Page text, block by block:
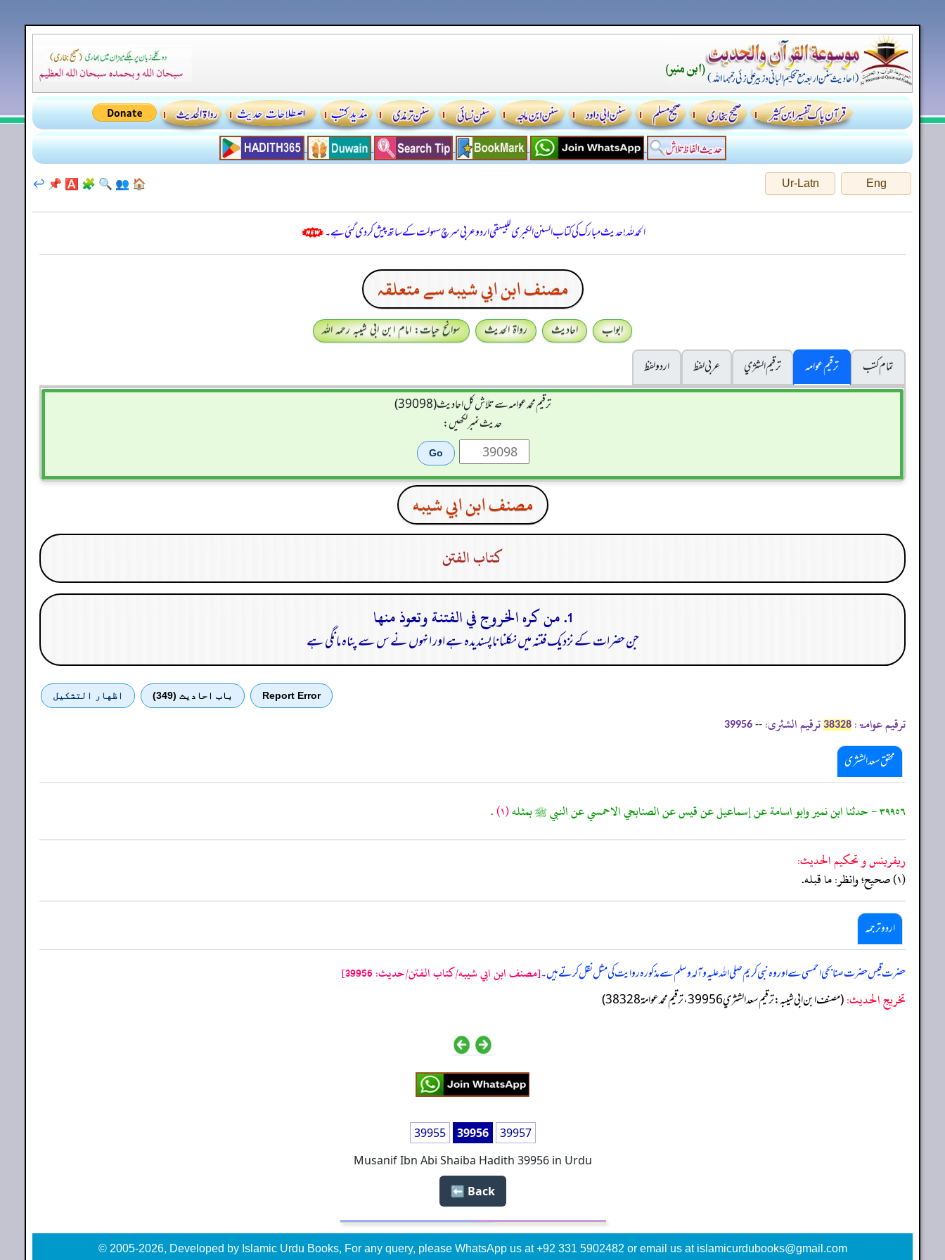
Eng
Ur-Latn
🏠
👥
🔍
🧩
🅰️
📌
↩️
الحمدللہ! حدیث مبارک کی کتاب السنن الكبرى للبيهقي اردو عربی سرچ سہولت کے ساتھ پیش کر دی گئی ہے۔
مصنف ابن ابي شيبه سے متعلقہ
ابواب احادیث رواۃ الحدیث
سوانح حیات: امام ابن ابی شیبہ رحمہ اللہ
تمام کتب
ترقیم عوامہ ترقيم الشژي عربی لفظ
اردو لفظ
ترقیم محمدعوامہ سے تلاش کل احادیث (39098)
حدیث نمبر لکھیں:
مصنف ابن ابي شيبه
كتاب الفتن
1. من كره الخروج في الفتنة وتعوذ منها
جن حضرات کے نزدیک فتنہ میں نکلنا ناپسندیدہ ہے اور انہوں نے س سے پناہ مانگی ہے
Report Error باب احادیث (349) اظهار التشكيل
ترقیم عوامۃ: 38328 ترقیم الشثری: --
39956
محقق سعد الشثری
٣٩٩٥٦ - حدثنا ابن نمير وابو اسامة عن إسماعيل عن قيس عن الصنابحي الاحمسي عن النبي ﷺ بمثله (١) .
ريفرينس و تحكيم الحدیث:
(١) صحيح؛ وانظر: ما قبله.
اردو ترجمہ
حضرت قیس حضرت صنابحی احمسی سے اور وہ نبی کریم صلی اللہ علیہ وآلہ وسلم سے مذکورہ روایت کی مثل نقل کرتے ہیں۔[مصنف ابن ابي شيبه/كتاب الفتن/حدیث: 39956]
تخریج الحدیث:(مصنف ابن ابي شيبه: ترقيم سعد الشثري 39956، ترقيم محمد عوامة 38328)
39955 39956
39957
Musanif Ibn Abi Shaiba Hadith 39956 in Urdu
Back ⬅️
© 2005-2026, Developed by Islamic Urdu Books, For any query, please WhatsApp us at +92 331 5902482 or email us at islamicurdubooks@gmail.com